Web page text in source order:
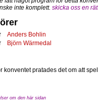
inte komplett. skicka oss en
Anders Bohlin
Björn Wärmedal
konventet pratades det om att
om den här sidan